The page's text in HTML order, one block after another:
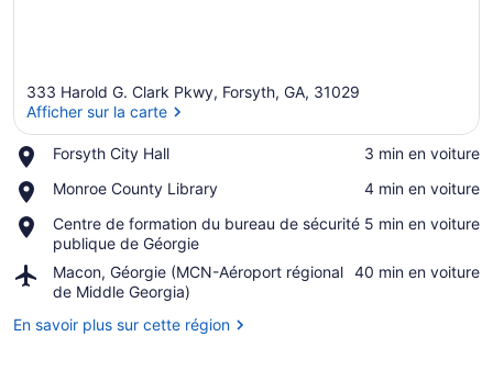
333 Harold G. Clark Pkwy, Forsyth, GA, 31029
Afficher sur la carte
Forsyth City Hall
Place,
City
‪3 min en voiture‬
Monroe County Library
Place,
County
Library
‪4 min en voiture‬
Centre de formation du bureau de sécurité
publique de Géorgie
Place,
Centre
de
formation
du
bureau
‪5 min en voiture‬
Macon, Géorgie (MCN-Aéroport régional
de Middle Georgia)
Airport,
Macon,
(MCN-
‪40 min en voiture‬
En savoir plus sur cette région